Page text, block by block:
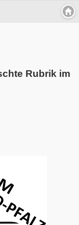
Rubrik im